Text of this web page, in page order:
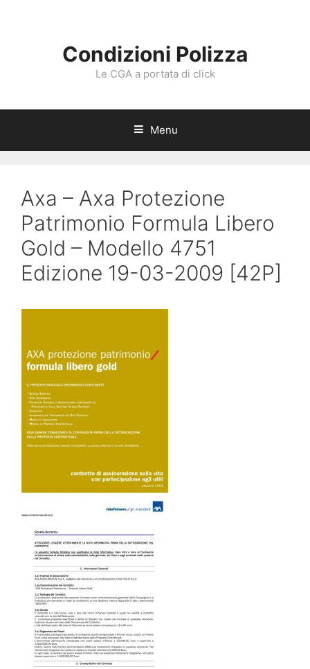
Condizioni Polizza
Le CGA a portata di click
Menu
Axa – Axa Protezione
Patrimonio Formula Libero
Gold – Modello 4751
Edizione 19-03-2009 [42P]